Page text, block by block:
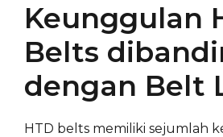
Keunggulan
Belts
dengan Belt
HTD belts memiliki sejumlah